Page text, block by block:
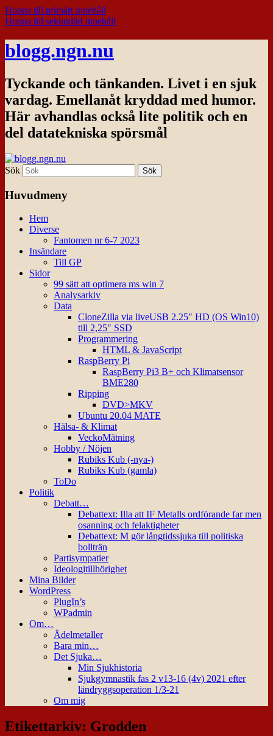
Hoppa till primärt innehåll
Hoppa till sekundärt innehåll
blogg.ngn.nu
Tyckande och tänkanden. Livet i en sjuk
vardag. Emellanåt kryddad med humor.
Här avhandlas också lite politik och en
del datatekniska spörsmål
Sök
Huvudmeny
Hem
Diverse
Fantomen nr 6-7 2023
Insändare
Till GP
Sidor
99 sätt att optimera ms win 7
Analysarkiv
Data
CloneZilla via liveUSB 2.25″ HD (OS Win10)
till 2,25″ SSD
Programmering
HTML & JavaScript
RaspBerry Pi
RaspBerry Pi3 B+ och Klimatsensor
BME280
Ripping
DVD>MKV
Ubuntu 20.04 MATE
Hälsa- & Klimat
VeckoMätning
Hobby / Nöjen
Rubiks Kub (-nya-)
Rubiks Kub (gamla)
ToDo
Politik
Debatt…
Debattext: Illa att IF Metalls ordförande far men
osanning och felaktigheter
Debattext: M gör långtidssjuka till politiska
bollträn
Partisympatier
Ideologitillhörighet
Mina Bilder
WordPress
PlugIn’s
WPadmin
Om…
Ädelmetaller
Bara min…
Det Sjuka…
Min Sjukhistoria
Sjukgymnastik fas 2 v13-16 (4v) 2021 efter
ländryggsoperation 1/3-21
Om mig
Etikettarkiv: Grodden